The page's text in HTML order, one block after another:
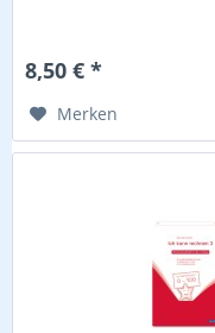
8,50 € *
Merken